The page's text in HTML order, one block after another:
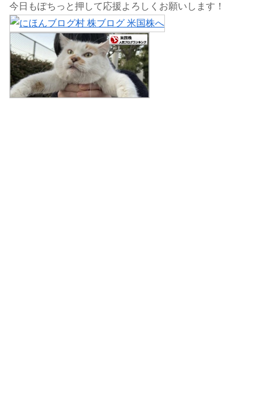
今日もぽちっと押して応援よろしくお願いします！